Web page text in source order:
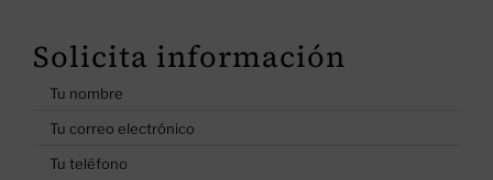
Solicita información